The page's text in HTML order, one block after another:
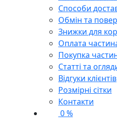
Способи
Обмін та
Знижки для
Оплата
Покупка
Статті та
Відгуки клієнтів
Розмірні сітки
Контакти
0 %